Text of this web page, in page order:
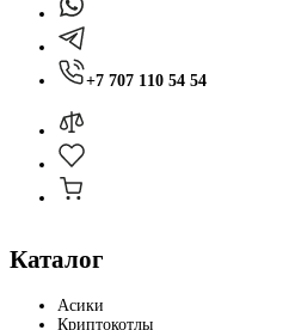
+7 707 110 54 54
Каталог
Асики
Криптокотлы